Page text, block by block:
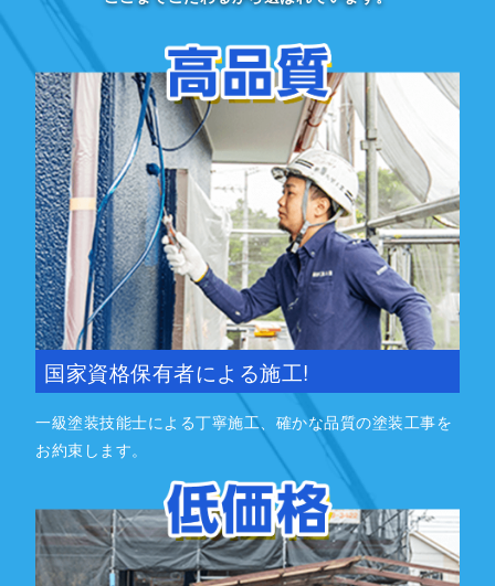
国家資格保有者による施工!
一級塗装技能士による丁寧施工、確かな品質の塗装工事を
お約束します。